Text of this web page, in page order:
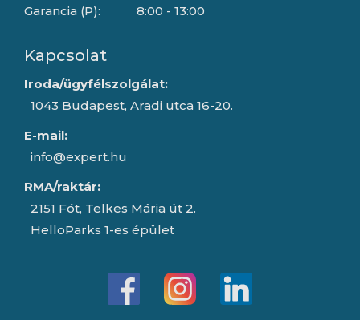
Garancia (P):
8:00 - 13:00
Kapcsolat
Iroda/ügyfélszolgálat:
1043 Budapest, Aradi utca 16-20.
E-mail:
info@expert.hu
RMA/raktár:
2151 Fót, Telkes Mária út 2.
HelloParks 1-es épület